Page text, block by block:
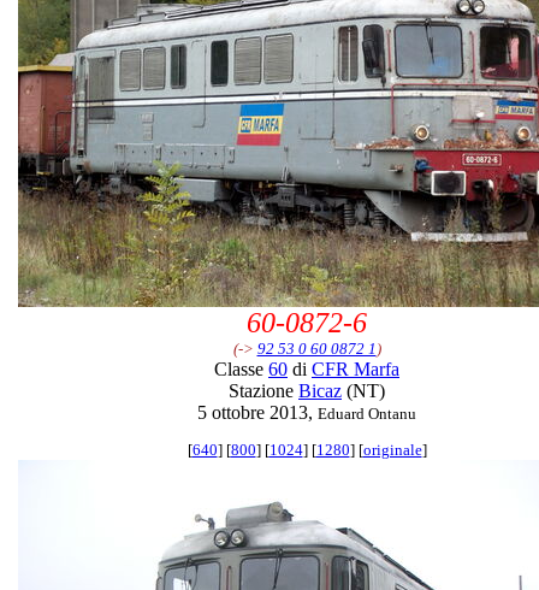
60-0872-6
(-> 92 53 0 60 0872 1 )
Classe 60 di CFR Marfa
Stazione Bicaz (NT)
5 ottobre 2013, Eduard Ontanu
[640] [800] [1024] [1280] [originale]